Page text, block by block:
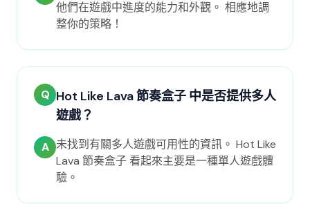
他們在遊戲中進度的能力和外觀。 相應地調
整你的策略！
Q Hot Like Lava 節奏盒子 中是否提供多人
遊戲？
A 未找到有關多人遊戲可用性的資訊。 Hot Like
Lava 節奏盒子 看起來主要是一種單人遊戲體
驗。